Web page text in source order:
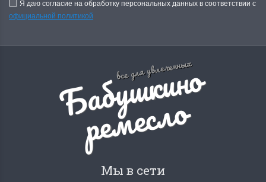
Я даю согласие на обработку персональных данных в соответствии с
официальной политикой
все для увлеченных
Б
а
б
у
ш
к
и
н
о
р
е
м
е
с
л
о
Мы в сети